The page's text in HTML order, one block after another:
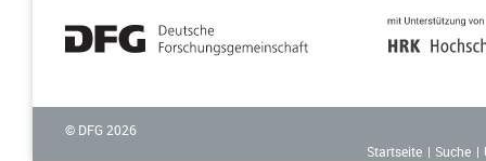
© DFG 2026
Startseite
Suche